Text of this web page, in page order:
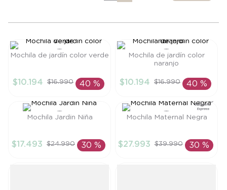
AÑADIR AL
CARRITO
Mochila de jardín color verde
$10.194 $16.990 40 %
AÑADIR AL
CARRITO
Mochila de jardín color
naranjo
$10.194 $16.990 40 %
Mochila Jardin Niña
$17.493 $24.990 30 %
Mochila Maternal Negra
$27.993 $39.990 30 %
poleron